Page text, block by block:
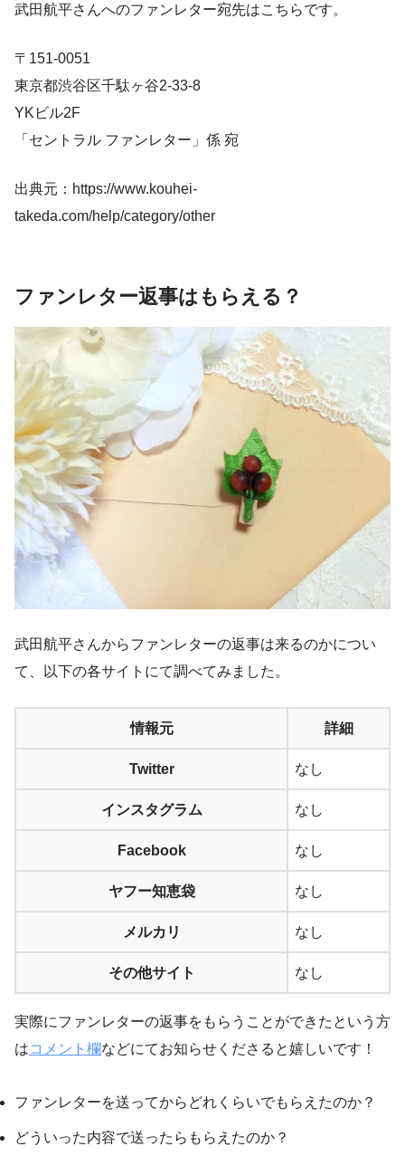
武田航平さんへのファンレター宛先はこちらです。
〒151-0051
東京都渋谷区千駄ヶ谷2-33-8
YKビル2F
「セントラル ファンレター」係 宛
出典元：https://www.kouhei-
takeda.com/help/category/other
ファンレター返事はもらえる？
武田航平さんからファンレターの返事は来るのかについ
て、以下の各サイトにて調べてみました。
情報元 詳細
Twitter なし
インスタグラム なし
Facebook なし
ヤフー知恵袋 なし
メルカリ なし
その他サイト なし
実際にファンレターの返事をもらうことができたという方
はコメント欄などにてお知らせくださると嬉しいです！
ファンレターを送ってからどれくらいでもらえたのか？
どういった内容で送ったらもらえたのか？